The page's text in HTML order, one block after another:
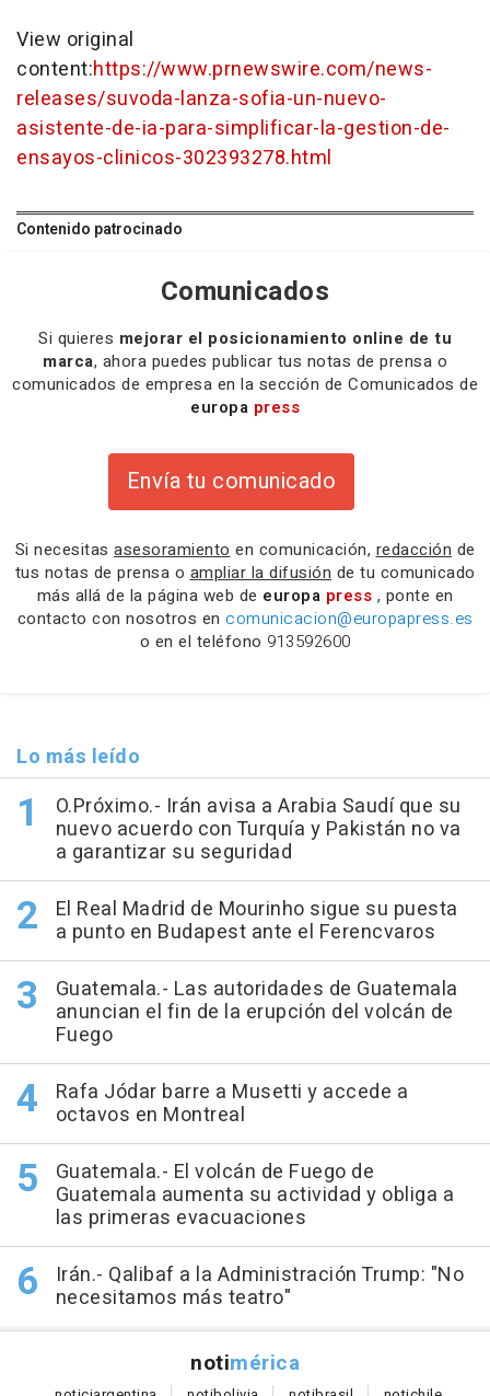
View original
content:https://www.prnewswire.com/news-
releases/suvoda-lanza-sofia-un-nuevo-
asistente-de-ia-para-simplificar-la-gestion-de-
ensayos-clinicos-302393278.html
Contenido patrocinado
Comunicados
Si quieres mejorar el posicionamiento online de tu
marca, ahora puedes publicar tus notas de prensa o
comunicados de empresa en la sección de Comunicados de
europa press
Envía tu comunicado
Si necesitas asesoramiento en comunicación, redacción de
tus notas de prensa o ampliar la difusión de tu comunicado
más allá de la página web de europa press , ponte en
contacto con nosotros en comunicacion@europapress.es
o en el teléfono 913592600
Lo más leído
O.Próximo.- Irán avisa a Arabia Saudí que su
nuevo acuerdo con Turquía y Pakistán no va
a garantizar su seguridad
El Real Madrid de Mourinho sigue su puesta
a punto en Budapest ante el Ferencvaros
Guatemala.- Las autoridades de Guatemala
anuncian el fin de la erupción del volcán de
Fuego
Rafa Jódar barre a Musetti y accede a
octavos en Montreal
Guatemala.- El volcán de Fuego de
Guatemala aumenta su actividad y obliga a
las primeras evacuaciones
Irán.- Qalibaf a la Administración Trump: "No
necesitamos más teatro"
notimérica